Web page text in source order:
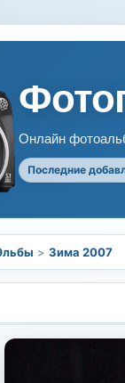
Онлайн
Последние
> Зима 2007